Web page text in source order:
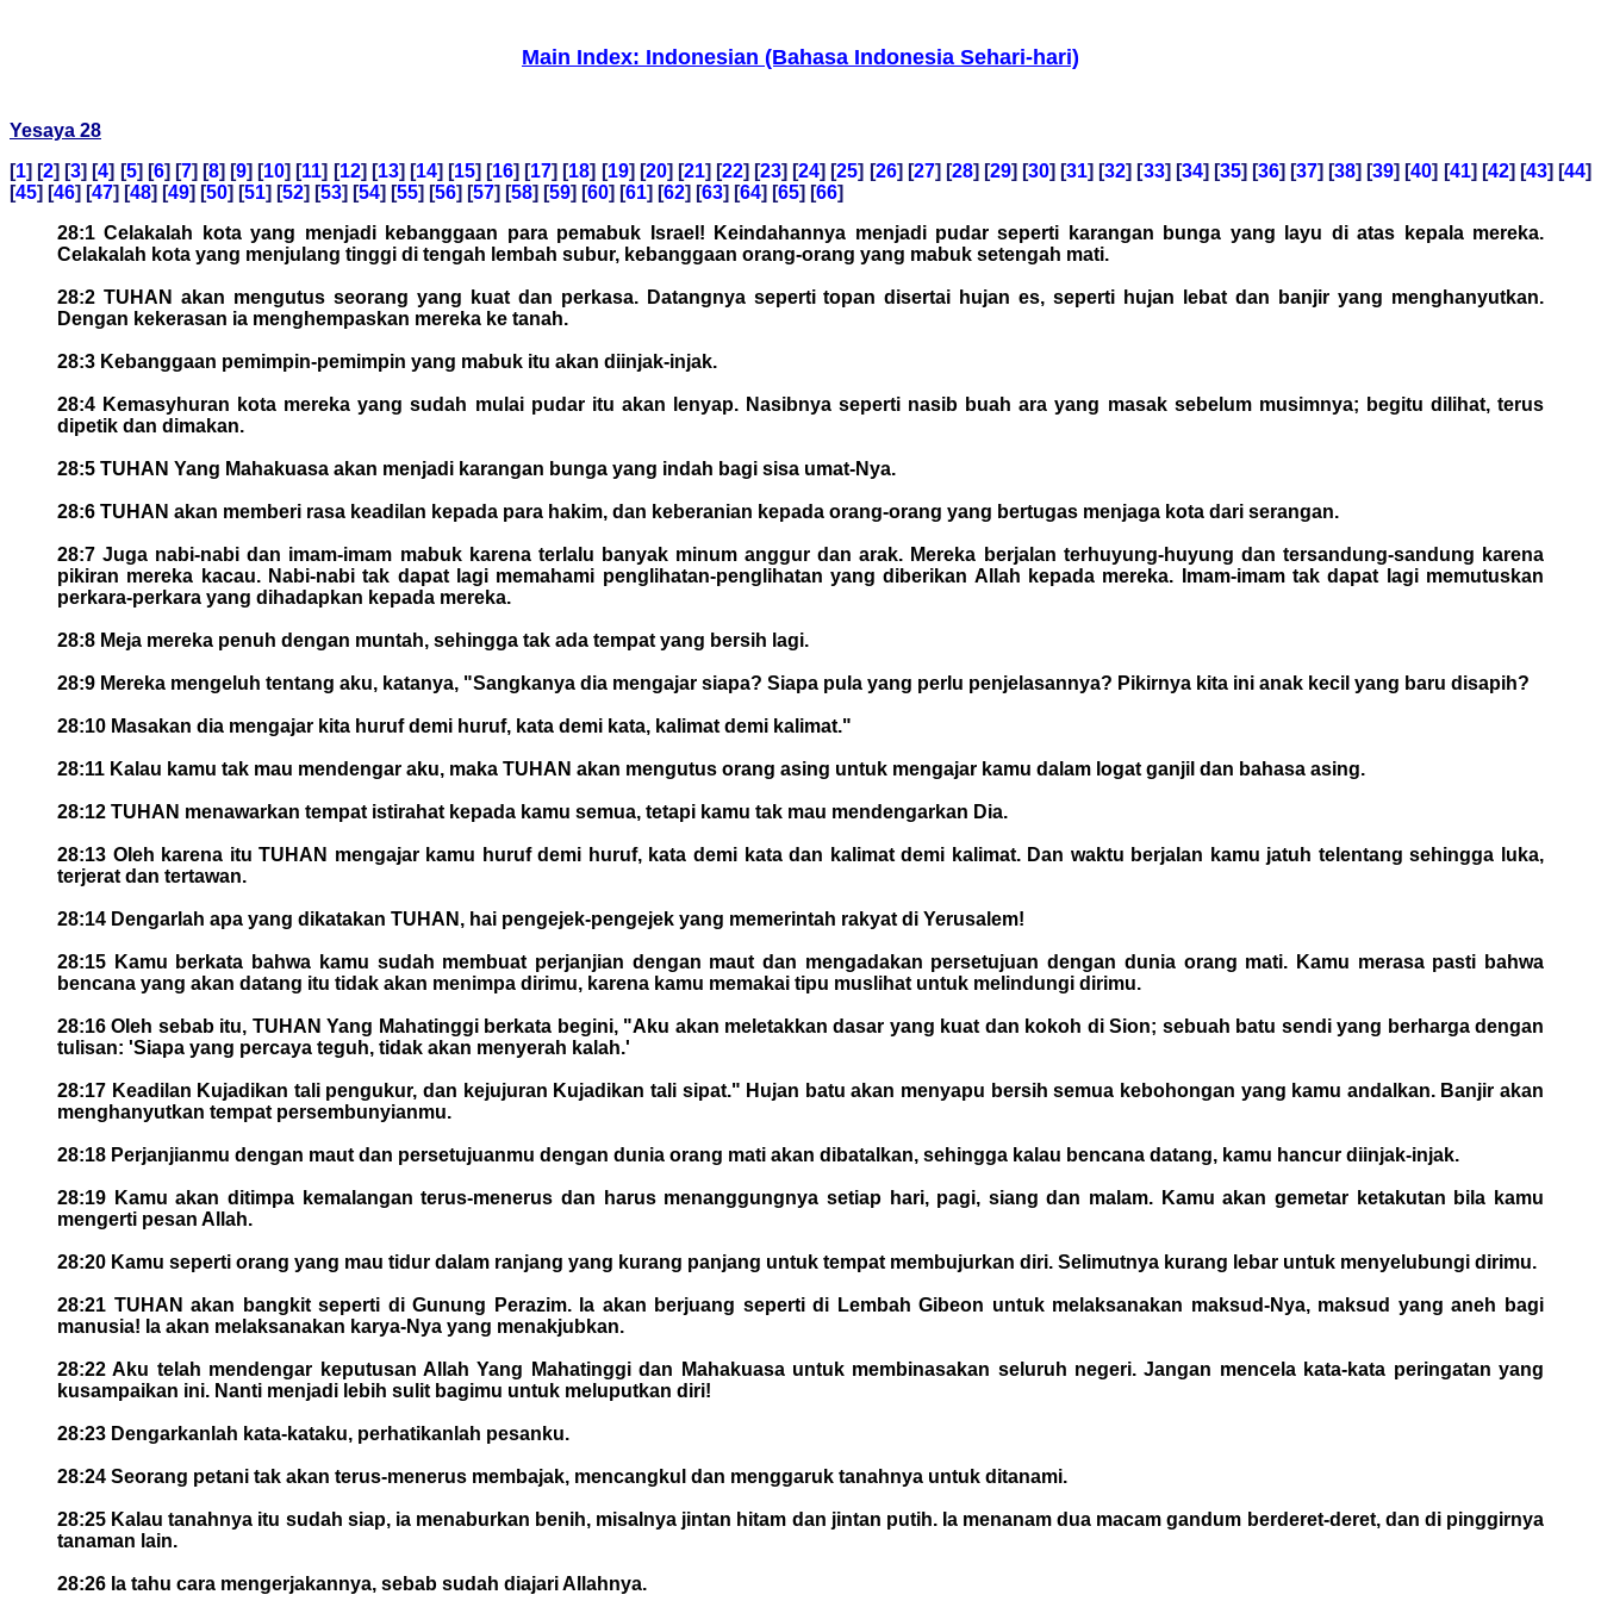
Main Index: Indonesian (Bahasa Indonesia Sehari-hari)
Yesaya 28
[1] [2] [3] [4] [5] [6] [7] [8] [9] [10] [11] [12] [13] [14] [15] [16] [17] [18] [19] [20] [21] [22] [23] [24] [25] [26] [27] [28] [29] [30] [31] [32] [33] [34] [35] [36] [37] [38] [39] [40] [41] [42] [43] [44]
[45] [46] [47] [48] [49] [50] [51] [52] [53] [54] [55] [56] [57] [58] [59] [60] [61] [62] [63] [64] [65] [66]
28:1 Celakalah kota yang menjadi kebanggaan para pemabuk Israel! Keindahannya menjadi pudar seperti karangan bunga yang layu di atas kepala mereka.
Celakalah kota yang menjulang tinggi di tengah lembah subur, kebanggaan orang-orang yang mabuk setengah mati.
28:2 TUHAN akan mengutus seorang yang kuat dan perkasa. Datangnya seperti topan disertai hujan es, seperti hujan lebat dan banjir yang menghanyutkan.
Dengan kekerasan ia menghempaskan mereka ke tanah.
28:3 Kebanggaan pemimpin-pemimpin yang mabuk itu akan diinjak-injak.
28:4 Kemasyhuran kota mereka yang sudah mulai pudar itu akan lenyap. Nasibnya seperti nasib buah ara yang masak sebelum musimnya; begitu dilihat, terus
dipetik dan dimakan.
28:5 TUHAN Yang Mahakuasa akan menjadi karangan bunga yang indah bagi sisa umat-Nya.
28:6 TUHAN akan memberi rasa keadilan kepada para hakim, dan keberanian kepada orang-orang yang bertugas menjaga kota dari serangan.
28:7 Juga nabi-nabi dan imam-imam mabuk karena terlalu banyak minum anggur dan arak. Mereka berjalan terhuyung-huyung dan tersandung-sandung karena
pikiran mereka kacau. Nabi-nabi tak dapat lagi memahami penglihatan-penglihatan yang diberikan Allah kepada mereka. Imam-imam tak dapat lagi memutuskan
perkara-perkara yang dihadapkan kepada mereka.
28:8 Meja mereka penuh dengan muntah, sehingga tak ada tempat yang bersih lagi.
28:9 Mereka mengeluh tentang aku, katanya, "Sangkanya dia mengajar siapa? Siapa pula yang perlu penjelasannya? Pikirnya kita ini anak kecil yang baru disapih?
28:10 Masakan dia mengajar kita huruf demi huruf, kata demi kata, kalimat demi kalimat."
28:11 Kalau kamu tak mau mendengar aku, maka TUHAN akan mengutus orang asing untuk mengajar kamu dalam logat ganjil dan bahasa asing.
28:12 TUHAN menawarkan tempat istirahat kepada kamu semua, tetapi kamu tak mau mendengarkan Dia.
28:13 Oleh karena itu TUHAN mengajar kamu huruf demi huruf, kata demi kata dan kalimat demi kalimat. Dan waktu berjalan kamu jatuh telentang sehingga luka,
terjerat dan tertawan.
28:14 Dengarlah apa yang dikatakan TUHAN, hai pengejek-pengejek yang memerintah rakyat di Yerusalem!
28:15 Kamu berkata bahwa kamu sudah membuat perjanjian dengan maut dan mengadakan persetujuan dengan dunia orang mati. Kamu merasa pasti bahwa
bencana yang akan datang itu tidak akan menimpa dirimu, karena kamu memakai tipu muslihat untuk melindungi dirimu.
28:16 Oleh sebab itu, TUHAN Yang Mahatinggi berkata begini, "Aku akan meletakkan dasar yang kuat dan kokoh di Sion; sebuah batu sendi yang berharga dengan
tulisan: 'Siapa yang percaya teguh, tidak akan menyerah kalah.'
28:17 Keadilan Kujadikan tali pengukur, dan kejujuran Kujadikan tali sipat." Hujan batu akan menyapu bersih semua kebohongan yang kamu andalkan. Banjir akan
menghanyutkan tempat persembunyianmu.
28:18 Perjanjianmu dengan maut dan persetujuanmu dengan dunia orang mati akan dibatalkan, sehingga kalau bencana datang, kamu hancur diinjak-injak.
28:19 Kamu akan ditimpa kemalangan terus-menerus dan harus menanggungnya setiap hari, pagi, siang dan malam. Kamu akan gemetar ketakutan bila kamu
mengerti pesan Allah.
28:20 Kamu seperti orang yang mau tidur dalam ranjang yang kurang panjang untuk tempat membujurkan diri. Selimutnya kurang lebar untuk menyelubungi dirimu.
28:21 TUHAN akan bangkit seperti di Gunung Perazim. Ia akan berjuang seperti di Lembah Gibeon untuk melaksanakan maksud-Nya, maksud yang aneh bagi
manusia! Ia akan melaksanakan karya-Nya yang menakjubkan.
28:22 Aku telah mendengar keputusan Allah Yang Mahatinggi dan Mahakuasa untuk membinasakan seluruh negeri. Jangan mencela kata-kata peringatan yang
kusampaikan ini. Nanti menjadi lebih sulit bagimu untuk meluputkan diri!
28:23 Dengarkanlah kata-kataku, perhatikanlah pesanku.
28:24 Seorang petani tak akan terus-menerus membajak, mencangkul dan menggaruk tanahnya untuk ditanami.
28:25 Kalau tanahnya itu sudah siap, ia menaburkan benih, misalnya jintan hitam dan jintan putih. Ia menanam dua macam gandum berderet-deret, dan di pinggirnya
tanaman lain.
28:26 Ia tahu cara mengerjakannya, sebab sudah diajari Allahnya.